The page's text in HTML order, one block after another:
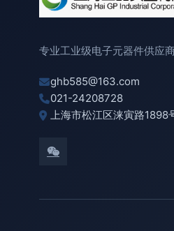
专业工业级电子元器件供应
ghb585@163.com
021-24208728
上海市松江区涞寅路1898